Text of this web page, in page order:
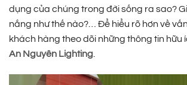
dụng của chúng trong đời sống ra sao?
nắng như thế nào?… Để hiểu rõ hơn về
khách hàng theo dõi những thông tin hữu
An Nguyên Lighting